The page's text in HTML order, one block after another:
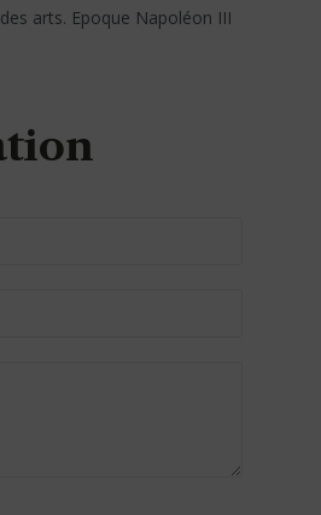
arts. Epoque Napoléon III